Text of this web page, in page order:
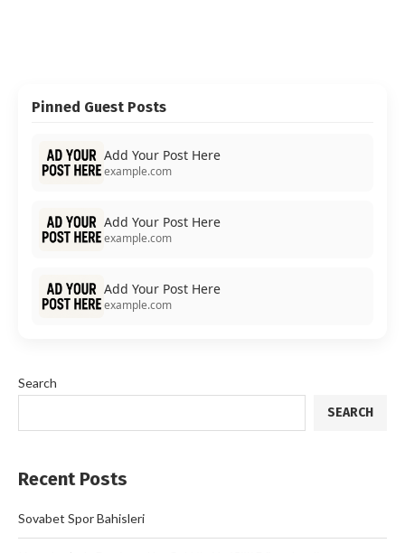
Pinned Guest Posts
Add Your Post Here
example.com
Add Your Post Here
example.com
Add Your Post Here
example.com
Search
SEARCH
Recent Posts
Sovabet Spor Bahisleri